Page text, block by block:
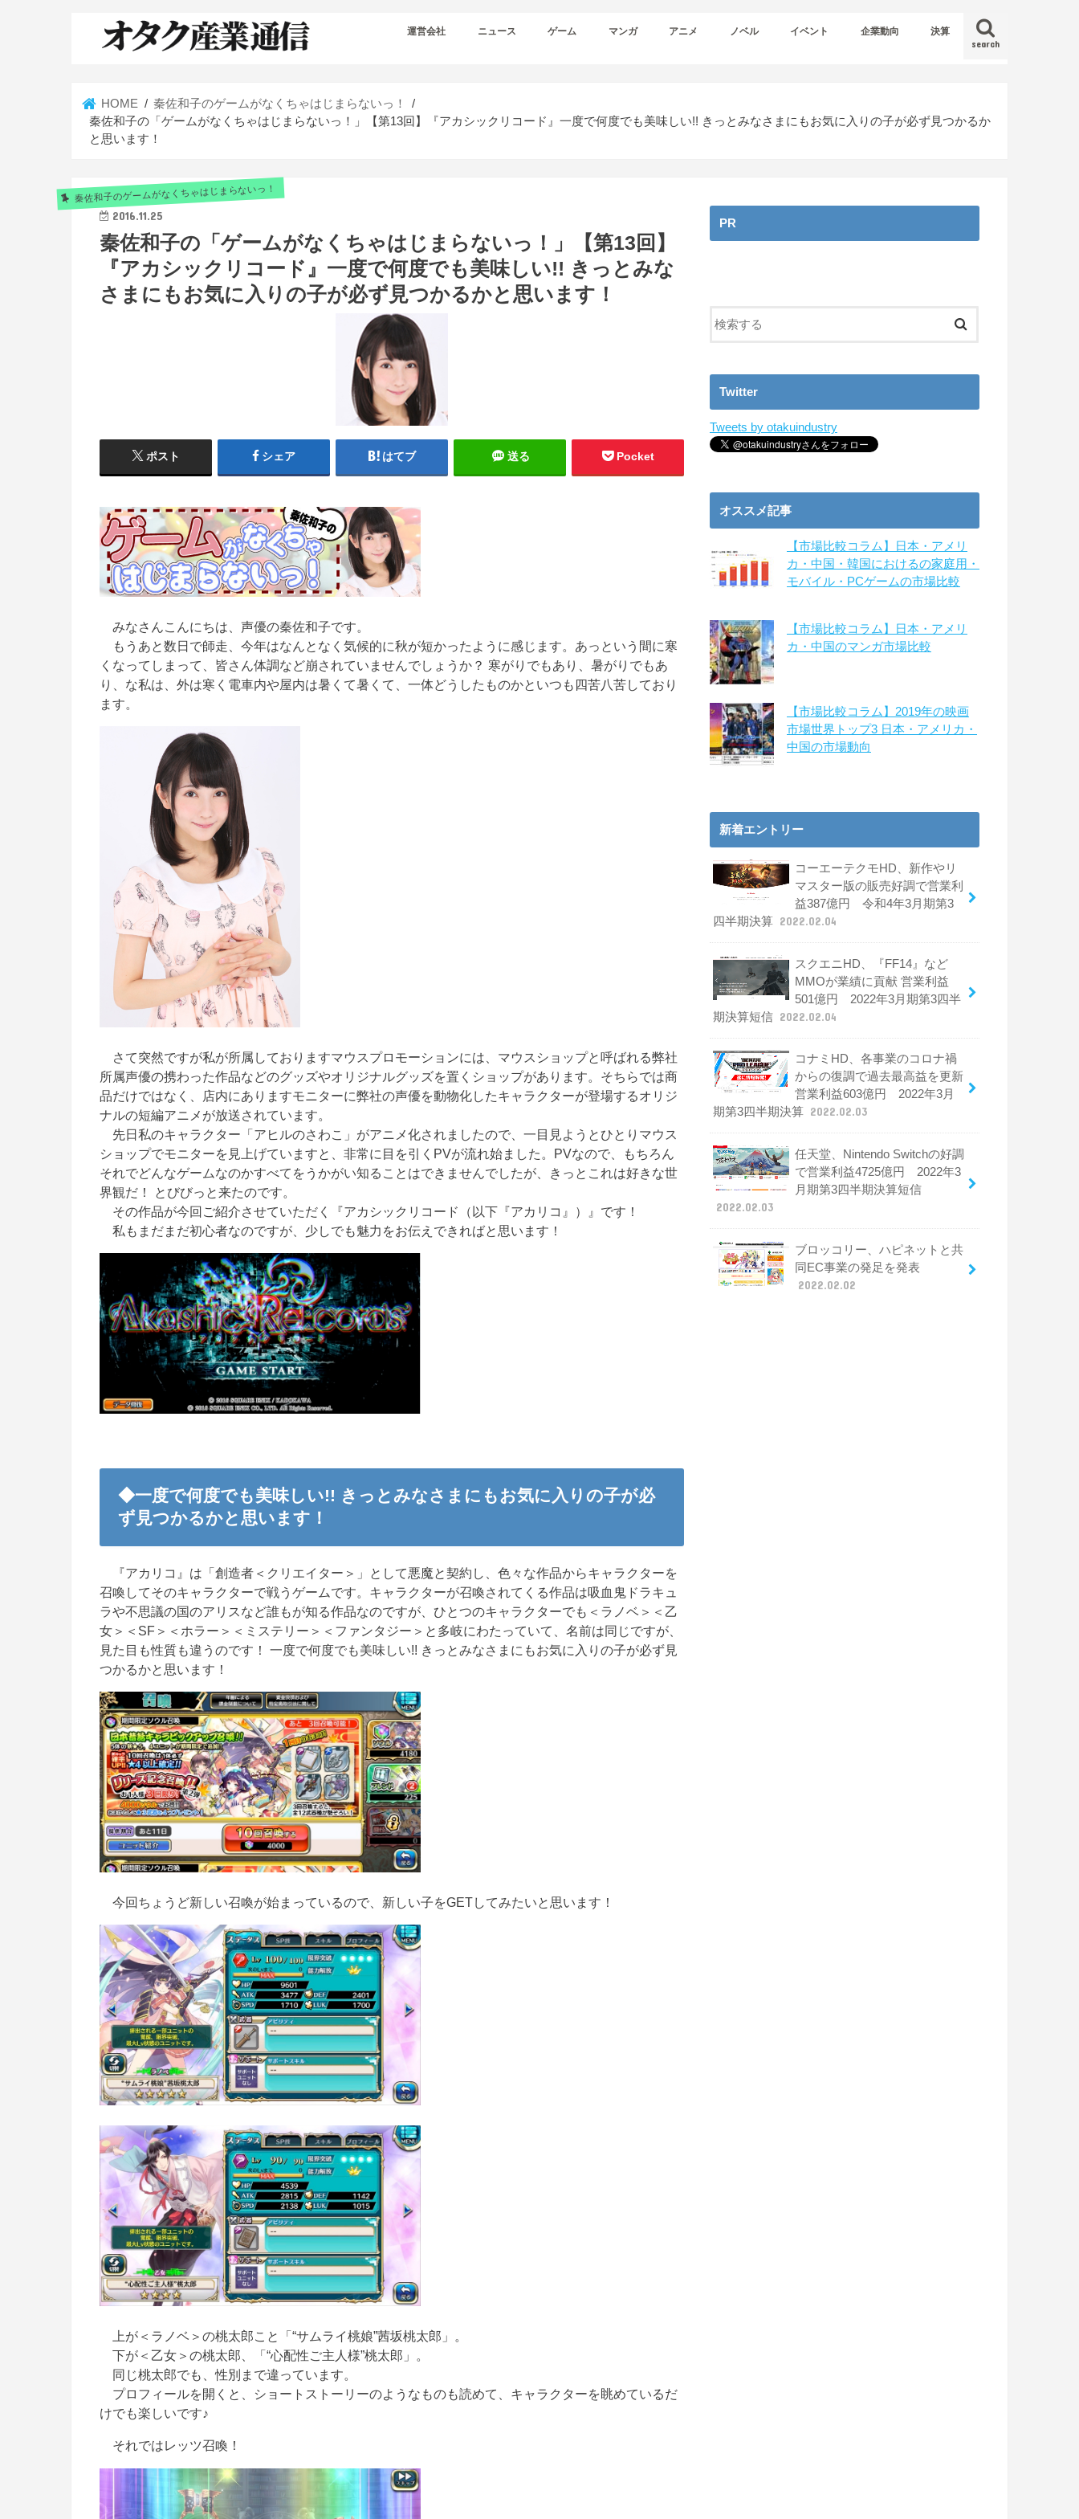
search
運営会社 ニュース ゲーム マンガ アニメ ノベル イベント 企業動向 決算
HOME
秦佐和子のゲームがなくちゃはじまらないっ！
秦佐和子の「ゲームがなくちゃはじまらないっ！」【第13回】『アカシックリコード』一度で何度でも美味しい!! きっとみなさまにもお気に入りの子が必ず見つかるか
と思います！
秦佐和子のゲームがなくちゃはじまらないっ！
2016.11.25
秦佐和子の「ゲームがなくちゃはじまらないっ！」【第13回】
『アカシックリコード』一度で何度でも美味しい!! きっとみな
さまにもお気に入りの子が必ず見つかるかと思います！
ポスト シェア はてブ 送る Pocket
みなさんこんにちは、声優の秦佐和子です。
もうあと数日で師走 、今年はなんとなく気候的に秋が短かったように感じます。あっという間に寒
くなって しまって、皆さん体調など崩されていませんでしょうか？ 寒がりでもあり、暑がりでもあ
り、な私は、外は寒く電車内や屋内は暑くて暑くて、一体どうしたものかといつも 四苦八苦しており
ます。
さて突然ですが私が所属しておりますマウスプロモーションには、 マウスショップと呼ばれる弊社
所属声優の携わった作品などのグッズやオリジナルグッズを置くショップがあります。そちらでは商
品だけではなく、店内にありますモニターに弊社の声優を動物化したキャラクターが登場するオリジ
ナルの短編アニメが放送されています。
先日私のキャラクター「アヒルのさわこ 」がアニメ化されましたので、一目見ようとひとりマウス
ショップでモニターを見上げていますと、非常に目を引くPVが流れ始ました。PVなので、もちろん
それでどんなゲームなのかすべてをうかがい知ることはできませんでしたが、きっとこれは好きな世
界観だ！
とびびっと来たのです。
その作品が今回ご紹介させていただく『アカシックリコード （以下『アカリコ 』）』です！
私もまだまだ初心者なのですが、少しでも魅力をお伝えできればと思います！
◆一度で何度でも美味しい!! きっとみなさまにもお気に入りの子が必
ず見つかるかと思います！
『アカリコ 』は「創造者＜クリエイター＞」として悪魔と契約し、色々な作品からキャラクターを
召喚 してそのキャラクターで戦うゲームです。キャラクターが召喚されてくる作品は吸血鬼ドラキュ
ラや不思議の国のアリスなど誰もが知る作品なのですが、ひとつのキャラクターでも＜ラノベ＞＜乙
女＞＜SF＞＜ホラー＞＜ミステリー＞＜ファンタジー＞と多岐にわたっていて、名前は同じですが、
見た目も性質も違う のです！ 一度で何度でも美味しい!! きっとみなさまにも お気に入りの子が必ず見
つかるかと思います！
今回ちょうど新しい召喚が始まっているので、新しい子をGETしてみたいと思います！
上が＜ラノベ＞の桃太郎こと「“サムライ桃娘”茜坂桃太郎」。
下が＜乙女＞の桃太郎、「“心配性ご主人様”桃太郎」。
同じ桃太郎でも、性別 まで違っています。
プロフィールを開くと、ショートストーリーのようなものも読めて、キャラクターを眺めているだ
けでも楽しいです♪
それではレッツ召喚！
PR
Twitter
Tweets by otakuindustry
オススメ記事
【市場比較コラム】日本・アメリ
カ・中国・韓国におけるの家庭用・
モバイル・PCゲームの市場比較
【市場比較コラム】日本・アメリ
カ・中国のマンガ市場比較
【市場比較コラム】2019年の映画
市場世界トップ3 日本・アメリカ・
中国の市場動向
新着エントリー
コーエーテクモHD、新作やリ
マスター版の販売好調で営業利
益387億円 令和4年3月期第3
四半期決算 2022.02.04
スクエニHD、『FF14』など
MMOが業績に貢献 営業利益
501億円 2022年3月期第3四半
期決算短信 2022.02.04
コナミHD、各事業のコロナ禍
からの復調で過去最高益を更新
営業利益603億円 2022年3月
期第3四半期決算 2022.02.03
任天堂、Nintendo Switchの好調
で営業利益4725億円 2022年3
月期第3四半期決算短信
2022.02.03
ブロッコリー、ハピネットと共
同EC事業の発足を発表
2022.02.02